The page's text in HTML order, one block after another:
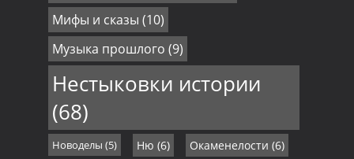
Мифы и сказы (10)
Музыка прошлого (9)
Нестыковки истории
(68)
Новоделы (5) Ню (6) Окаменелости (6)